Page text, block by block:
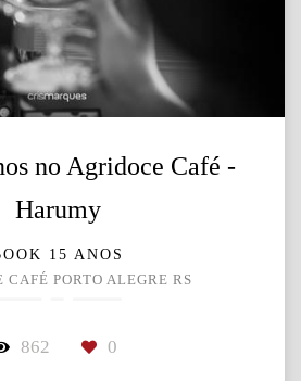
no Agridoce Café -
Harumy
15 ANOS
CAFÉ PORTO ALEGRE RS
862 0